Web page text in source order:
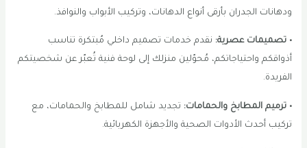
ودهانات الجدران بأرقى أنواع الدهانات، وتركيب الأبواب والنوافذ.
• تصميمات عصرية: نقدم خدمات تصميم داخلي مُبتكرة تناسب
أذواقكم واحتياجاتكم، مُحوّلين منزلك إلى لوحة فنية تُعبّر عن شخصيتكم
الفريدة.
• ترميم المطابخ والحمامات: تجديد شامل للمطابخ والحمامات، مع
تركيب أحدث الأدوات الصحية والأجهزة الكهربائية.